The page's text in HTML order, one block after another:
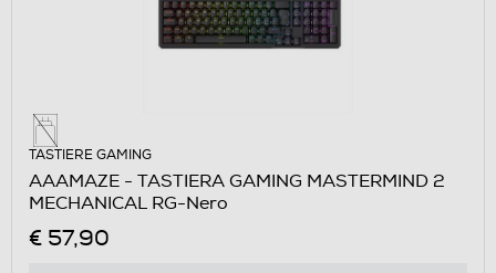
TASTIERE GAMING
AAAMAZE - TASTIERA GAMING MASTERMIND 2
MECHANICAL RG-Nero
€ 57,90